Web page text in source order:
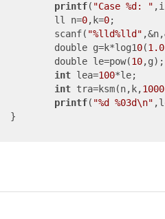
printf( "Case %d: "
		ll n=
0,k=0;
		scanf(
"%lld%lld"
		double g=k*log1
0(1.0
		double le=pow(
10,g);
int lea=100*le;
int tra=ksm(n,k,1000
printf( "%d %03d\n"